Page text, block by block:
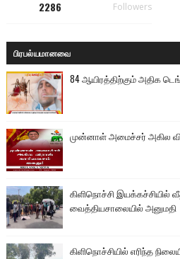
2286 Followers
பிரபல்யமானவை
84 ஆயிரத்திற்கும் அதிக
முன்னாள் அமைச்சர் அகில
கிளிநொச்சி இயக்கச்சியில்
வைத்தியசாலையில் அனுமதி
கிளிநொச்சியில் எரிந்த